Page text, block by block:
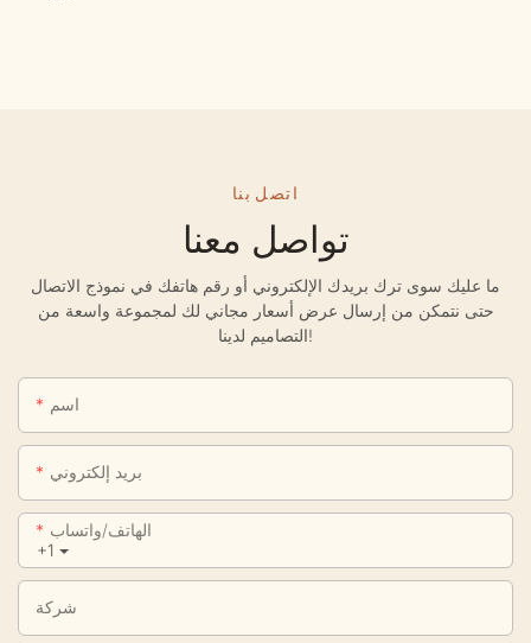
اتصل بنا
تواصل معنا
ما عليك سوى ترك بريدك الإلكتروني أو رقم هاتفك في نموذج الاتصال
حتى نتمكن من إرسال عرض أسعار مجاني لك لمجموعة واسعة من
التصاميم لدينا!
اسم
بريد إلكتروني
+1
الهاتف/واتساب
شركة